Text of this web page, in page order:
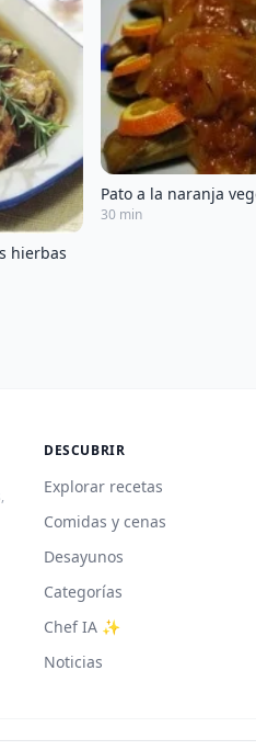
hierbas
Pato a la naranja
30 min
DESCUBRIR
Explorar recetas
Comidas y cenas
Desayunos
Categorías
Chef IA ✨
Noticias